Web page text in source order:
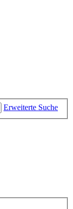
Erweiterte Suche